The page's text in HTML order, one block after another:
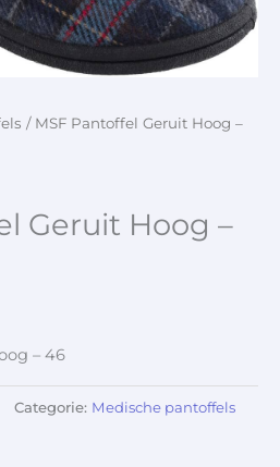
/ MSF Pantoffel Geruit Hoog –
Geruit Hoog –
– 46
Categorie: Medische pantoffels